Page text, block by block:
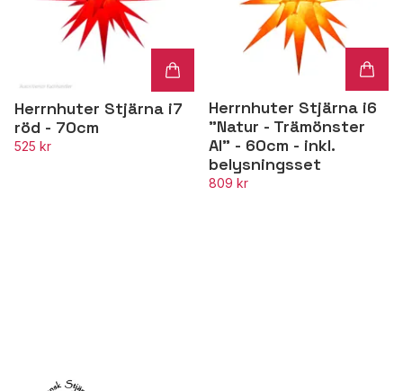
Herrnhuter Stjärna i7
röd - 70cm
525 kr
Herrnhuter Stjärna i6
"Natur - Trämönster
Al" - 60cm - inkl.
belysningsset
809 kr